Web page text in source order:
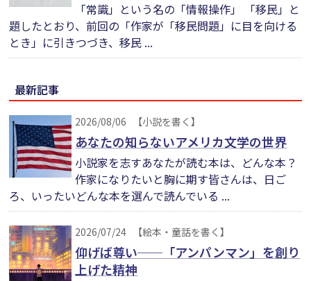
「常識」という名の「情報操作」 「移民」と
題したとおり、前回の「作家が「移民問題」に目を向ける
とき」に引きつづき、移民 ...
最新記事
2026/08/06 【小説を書く】
あなたの知らないアメリカ文学の世界
小説家を志すあなたが読む本は、どんな本？
作家になりたいと胸に期す皆さんは、日ご
ろ、いったいどんな本を選んで読んでいる ...
2026/07/24 【絵本・童話を書く】
仰げば尊い──「アンパンマン」を創り
上げた精神